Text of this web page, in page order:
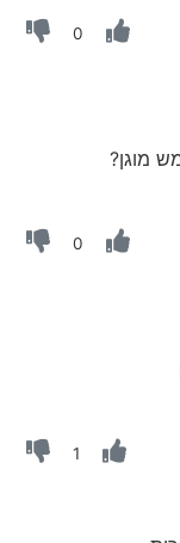
0
מוגן?
0
1